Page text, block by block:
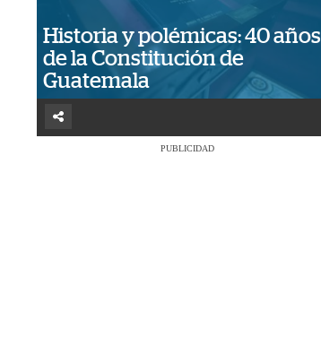
Historia y polémicas: 40 años
de la Constitución de
Guatemala
PUBLICIDAD